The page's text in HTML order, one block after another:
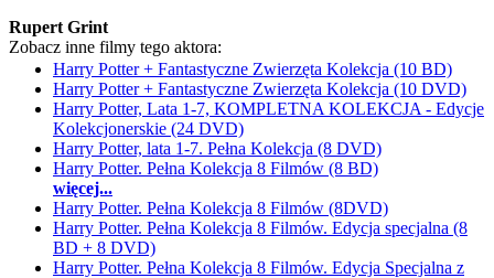
Rupert Grint
Zobacz inne filmy tego aktora:
Harry Potter + Fantastyczne Zwierzęta Kolekcja (10 BD)
Harry Potter + Fantastyczne Zwierzęta Kolekcja (10 DVD)
Harry Potter, Lata 1-7, KOMPLETNA KOLEKCJA - Edycje
Kolekcjonerskie (24 DVD)
Harry Potter, lata 1-7. Pełna Kolekcja (8 DVD)
Harry Potter. Pełna Kolekcja 8 Filmów (8 BD)
więcej...
Harry Potter. Pełna Kolekcja 8 Filmów (8DVD)
Harry Potter. Pełna Kolekcja 8 Filmów. Edycja specjalna (8
BD + 8 DVD)
Harry Potter. Pełna Kolekcja 8 Filmów. Edycja Specjalna z